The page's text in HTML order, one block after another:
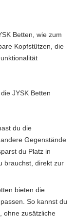
Betten, wie zum
Kopfstützen, die
JYSK Betten
du die
Gegenstände
du Platz in
brauchst, direkt zur
bieten die
So kannst du
ohne zusätzliche